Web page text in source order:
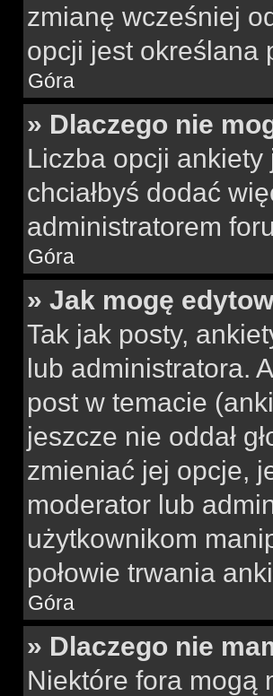
zmianę wcześniej
opcji jest określana
Góra
» Dlaczego nie
Liczba opcji
chciałbyś dodać
administratorem
Góra
» Jak mogę
Tak jak posty,
lub administratora.
post w temacie
jeszcze nie oddał
zmieniać jej opcje,
moderator lub
użytkownikom
połowie trwania
Góra
» Dlaczego nie
Niektóre fora mogą